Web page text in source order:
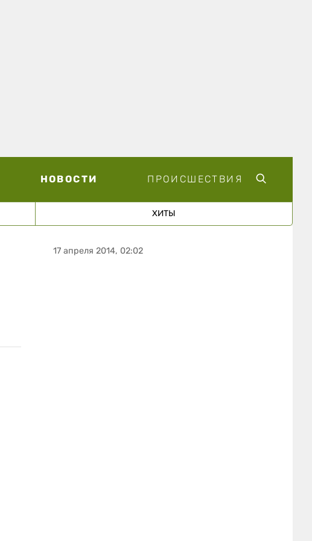
НОВОСТИ ПРОИСШЕСТВИЯ
ХИТЫ
17 апреля 2014, 02:02